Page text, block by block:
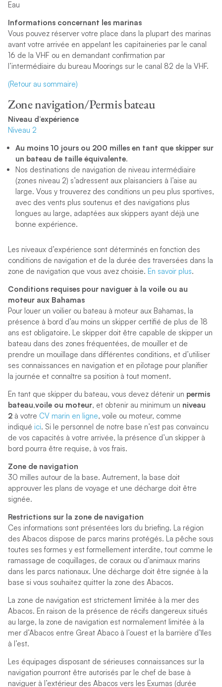
Eau
Informations concernant les marinas
Vous pouvez réserver votre place dans la plupart des marinas
avant votre arrivée en appelant les capitaineries par le canal
16 de la VHF ou en demandant confirmation par
l’intermédiaire du bureau Moorings sur le canal 82 de la VHF.
(Retour au sommaire)
Zone navigation/Permis bateau
Niveau d’expérience
Niveau 2
Au moins 10 jours ou 200 milles en tant que skipper sur
un bateau de taille équivalente.
Nos destinations de navigation de niveau intermédiaire
(zones niveau 2) s’adressent aux plaisanciers à l’aise au
large. Vous y trouverez des conditions un peu plus sportives,
avec des vents plus soutenus et des navigations plus
longues au large, adaptées aux skippers ayant déjà une
bonne expérience.
Les niveaux d’expérience sont déterminés en fonction des
conditions de navigation et de la durée des traversées dans la
zone de navigation que vous avez choisie. En savoir plus.
Conditions requises pour naviguer à la voile ou au
moteur aux Bahamas
Pour louer un voilier ou bateau à moteur aux Bahamas, la
présence à bord d’au moins un skipper certifié de plus de 18
ans est obligatoire. Le skipper doit être capable de skipper un
bateau dans des zones fréquentées, de mouiller et de
prendre un mouillage dans différentes conditions, et d’utiliser
ses connaissances en navigation et en pilotage pour planifier
la journée et connaître sa position à tout moment.
En tant que skipper du bateau, vous devez détenir un permis
bateau,voile ou moteur, et obtenir au minimum un niveau
2à votre CV marin en ligne, voile ou moteur, comme
indiqué ici. Si le personnel de notre base n’est pas convaincu
de vos capacités à votre arrivée, la présence d’un skipper à
bord pourra être requise, à vos frais.
Zone de navigation
30 milles autour de la base. Autrement, la base doit
approuver les plans de voyage et une décharge doit être
signée.
Restrictions sur la zone de navigation
Ces informations sont présentées lors du briefing. La région
des Abacos dispose de parcs marins protégés. La pêche sous
toutes ses formes y est formellement interdite, tout comme le
ramassage de coquillages, de coraux ou d’animaux marins
dans les parcs nationaux. Une décharge doit être signée à la
base si vous souhaitez quitter la zone des Abacos.
La zone de navigation est strictement limitée à la mer des
Abacos. En raison de la présence de récifs dangereux situés
au large, la zone de navigation est normalement limitée à la
mer d’Abacos entre Great Abaco à l’ouest et la barrière d’îles
à l’est.
Les équipages disposant de sérieuses connaissances sur la
navigation pourront être autorisés par le chef de base à
naviguer à l’extérieur des Abacos vers les Exumas (durée